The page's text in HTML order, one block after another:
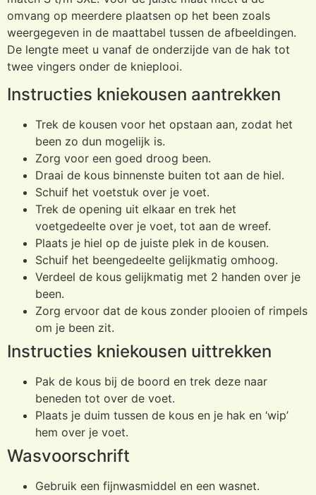
omvang op meerdere plaatsen op het been zoals
weergegeven in de maattabel tussen de afbeeldingen.
De lengte meet u vanaf de onderzijde van de hak tot
twee vingers onder de knieplooi.
Instructies kniekousen aantrekken
Trek de kousen voor het opstaan aan, zodat het
been zo dun mogelijk is.
Zorg voor een goed droog been.
Draai de kous binnenste buiten tot aan de hiel.
Schuif het voetstuk over je voet.
Trek de opening uit elkaar en trek het
voetgedeelte over je voet, tot aan de wreef.
Plaats je hiel op de juiste plek in de kousen.
Schuif het beengedeelte gelijkmatig omhoog.
Verdeel de kous gelijkmatig met 2 handen over je
been.
Zorg ervoor dat de kous zonder plooien of rimpels
om je been zit.
Instructies kniekousen uittrekken
Pak de kous bij de boord en trek deze naar
beneden tot over de voet.
Plaats je duim tussen de kous en je hak en ‘wip’
hem over je voet.
Wasvoorschrift
Gebruik een fijnwasmiddel en een wasnet.